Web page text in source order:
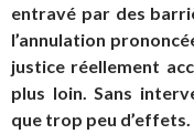
entravé par des
l’annulation
justice réellement
plus loin. Sans
que trop peu d’effets.